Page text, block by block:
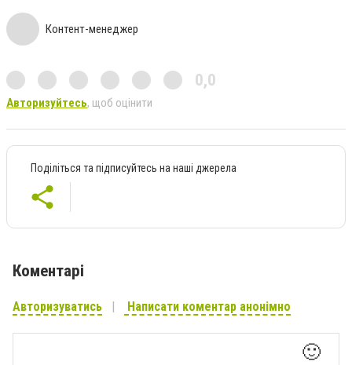
Контент-менеджер
0,0
Авторизуйтесь, щоб оцінити
Поділіться та підписуйтесь на наші джерела
Коментарі
Авторизуватись Написати коментар анонімно
🙂